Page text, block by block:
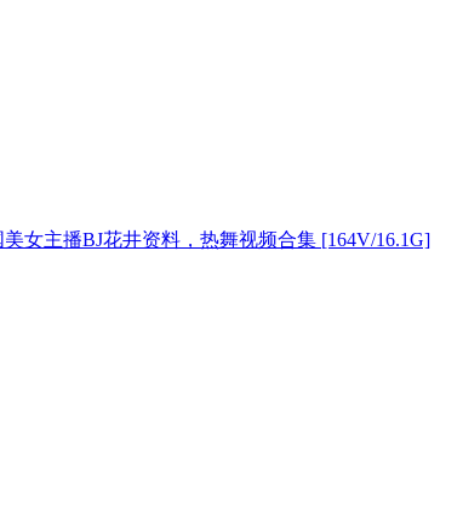
美女主播BJ花井资料，热舞视频合集 [164V/16.1G]